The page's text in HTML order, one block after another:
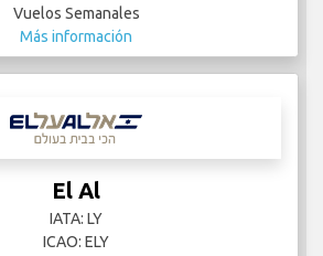
Vuelos Semanales
Más información
El Al
IATA: LY
ICAO: ELY